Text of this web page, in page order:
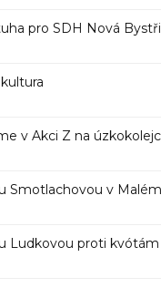
pro SDH Nová
v Akci Z na
Smotlachovou v
Ludkovou proti